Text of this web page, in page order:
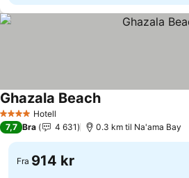
4 StjernerHotell
Ghazala Beach
7,7 Bra 4 631 0.3 km til Na'ama Bay
Fra 914 kr